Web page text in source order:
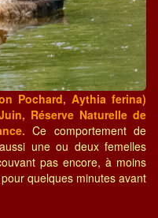
Pochard, Aythia ferina)
Réserve Naturelle de
Ce comportement de
une ou deux femelles
pas encore, à moins
quelques minutes avant